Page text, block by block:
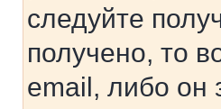
следуйте
получено, то
email, либо он